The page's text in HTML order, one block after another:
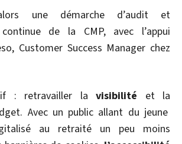
une démarche d’audit et
continue de la CMP, avec l’appui
Customer Success Manager chez
: retravailler la visibilité et la
Avec un public allant du jeune
au retraité un peu moins